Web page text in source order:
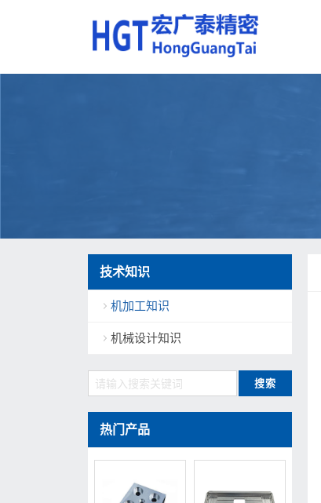
技术知识
机加工知识
机械设计知识
热门产品